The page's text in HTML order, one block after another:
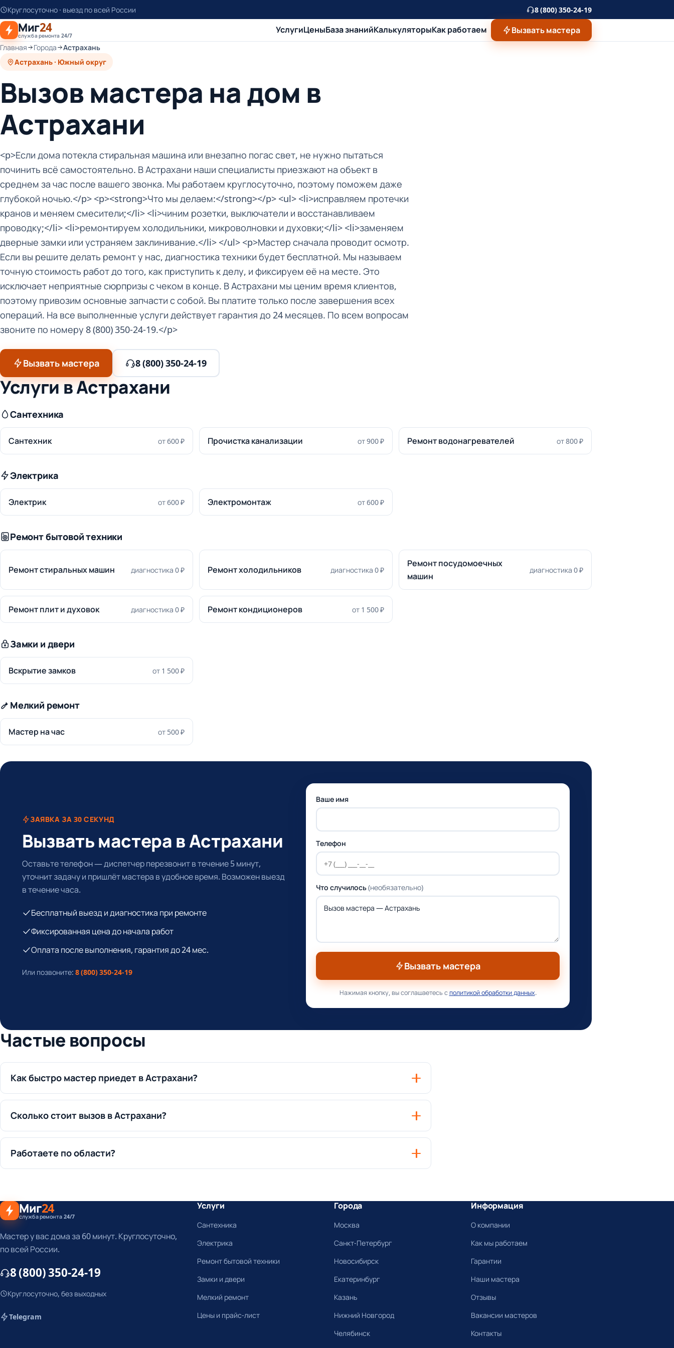
К
основному
контенту
Круглосуточно · выезд по всей России 8 (800) 350-24-19
Миг24
служба ремонта 24/7
УслугиЦеныБаза знанийКалькуляторыКак работаем Вызвать мастера
Главная Города
Астрахань
Астрахань · Южный округ
Вызов мастера на дом в
Астрахани
<p>Если дома потекла стиральная машина или внезапно погас свет, не нужно пытаться
починить всё самостоятельно. В Астрахани наши специалисты приезжают на объект в
среднем за час после вашего звонка. Мы работаем круглосуточно, поэтому поможем даже
глубокой ночью.</p> <p><strong>Что мы делаем:</strong></p> <ul> <li>исправляем протечки
кранов и меняем смесители;</li> <li>чиним розетки, выключатели и восстанавливаем
проводку;</li> <li>ремонтируем холодильники, микроволновки и духовки;</li> <li>заменяем
дверные замки или устраняем заклинивание.</li> </ul> <p>Мастер сначала проводит осмотр.
Если вы решите делать ремонт у нас, диагностика техники будет бесплатной. Мы называем
точную стоимость работ до того, как приступить к делу, и фиксируем её на месте. Это
исключает неприятные сюрпризы с чеком в конце. В Астрахани мы ценим время клиентов,
поэтому привозим основные запчасти с собой. Вы платите только после завершения всех
операций. На все выполненные услуги действует гарантия до 24 месяцев. По всем вопросам
звоните по номеру 8 (800) 350-24-19.</p>
Вызвать мастера 8 (800) 350-24-19
Услуги в Астрахани
Сантехника
Сантехник от 600 ₽ Прочистка канализации от 900 ₽ Ремонт водонагревателей от 800 ₽
Электрика
Электрик от 600 ₽ Электромонтаж от 600 ₽
Ремонт бытовой техники
Ремонт стиральных машин диагностика 0 ₽ Ремонт холодильников диагностика 0 ₽
Ремонт посудомоечных
машин
диагностика 0 ₽
Ремонт плит и духовок диагностика 0 ₽ Ремонт кондиционеров от 1 500 ₽
Замки и двери
Вскрытие замков от 1 500 ₽
Мелкий ремонт
Мастер на час от 500 ₽
ЗАЯВКА ЗА 30 СЕКУНД
Вызвать мастера в Астрахани
Оставьте телефон — диспетчер перезвонит в течение 5 минут,
уточнит задачу и пришлёт мастера в удобное время. Возможен выезд
в течение часа.
Бесплатный выезд и диагностика при ремонте
Фиксированная цена до начала работ
Оплата после выполнения, гарантия до 24 мес.
Или позвоните: 8 (800) 350-24-19
Ваше имя
Телефон
Что случилось(необязательно)
Вызвать мастера
Нажимая кнопку, вы соглашаетесь сполитикой обработки данных.
Частые вопросы
Как быстро мастер приедет в Астрахани?
Сколько стоит вызов в Астрахани?
Работаете по области?
Миг24
служба ремонта 24/7
Мастер у вас дома за 60 минут. Круглосуточно,
по всей России.
8 (800) 350-24-19
Круглосуточно, без выходных
Telegram
Услуги
Сантехника
Электрика
Ремонт бытовой техники
Замки и двери
Мелкий ремонт
Цены и прайс-лист
Города
Москва
Санкт-Петербург
Новосибирск
Екатеринбург
Казань
Нижний Новгород
Челябинск
Информация
О компании
Как мы работаем
Гарантии
Наши мастера
Отзывы
Вакансии мастеров
Контакты